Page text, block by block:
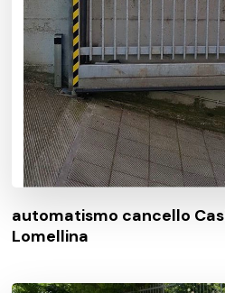
automatismo cancello
Lomellina